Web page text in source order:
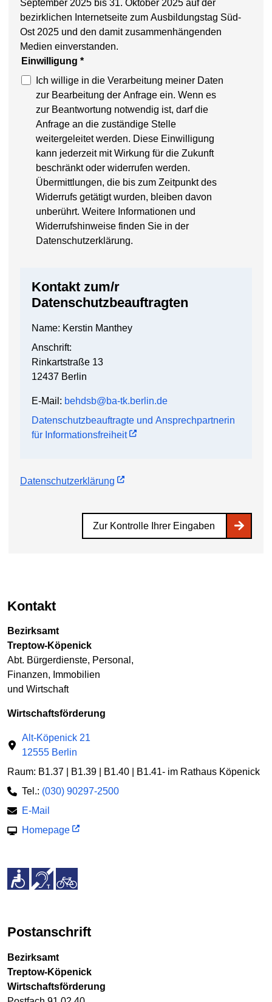
September 2025 bis 31. Oktober 2025 auf der
bezirklichen Internetseite zum Ausbildungstag Süd-
Ost 2025 und den damit zusammenhängenden
Medien einverstanden.
Einwilligung *
Ich willige in die Verarbeitung meiner Daten
zur Bearbeitung der Anfrage ein. Wenn es
zur Beantwortung notwendig ist, darf die
Anfrage an die zuständige Stelle
weitergeleitet werden. Diese Einwilligung
kann jederzeit mit Wirkung für die Zukunft
beschränkt oder widerrufen werden.
Übermittlungen, die bis zum Zeitpunkt des
Widerrufs getätigt wurden, bleiben davon
unberührt. Weitere Informationen und
Widerrufshinweise finden Sie in der
Datenschutzerklärung.
Kontakt zum/r
Datenschutzbeauftragten
Name: Kerstin Manthey
Anschrift:
Rinkartstraße 13
12437 Berlin
E-Mail: behdsb@ba-tk.berlin.de
Datenschutzbeauftragte und Ansprechpartnerin
für Informationsfreiheit
Datenschutzerklärung
Zur Kontrolle Ihrer Eingaben
Kontakt
Bezirksamt
Treptow-Köpenick
Abt. Bürgerdienste, Personal,
Finanzen, Immobilien
und Wirtschaft
Wirtschaftsförderung
Alt-Köpenick 21
12555 Berlin
Raum: B1.37 | B1.39 | B1.40 | B1.41- im Rathaus Köpenick
Tel.: (030) 90297-2500
E-Mail
Homepage
Postanschrift
Bezirksamt
Treptow-Köpenick
Wirtschaftsförderung